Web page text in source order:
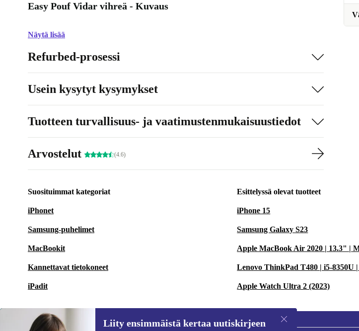
Easy Pouf Vidar vihreä - Kuvaus
Näytä lisää
Refurbed-prosessi
Usein kysytyt kysymykset
Tuotteen turvallisuus- ja vaatimustenmukaisuustiedot
Arvostelut (4.6)
Suosituimmat kategoriat
iPhonet
Samsung-puhelimet
MacBookit
Kannettavat tietokoneet
iPadit
Esittelyssä olevat tuotteet
iPhone 15
Samsung Galaxy S23
Apple MacBook Air 2020 | 13.3" |
Lenovo ThinkPad T480 | i5-8350U
Apple Watch Ultra 2 (2023)
Liity ensimmäistä kertaa uutiskirjeen